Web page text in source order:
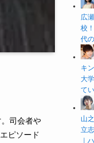
司会者や
ピソード
広
校
代
キ
大
て
山
立
｜